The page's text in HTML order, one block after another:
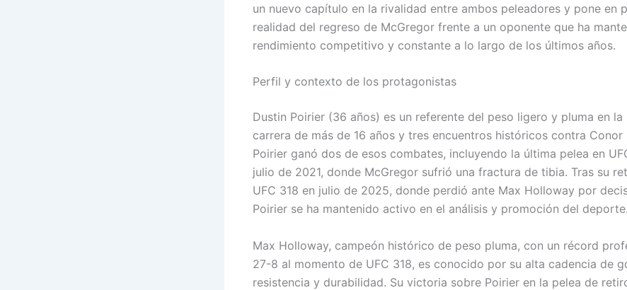
un nuevo capítulo en la rivalidad entre ambos peleadores y pone en
realidad del regreso de McGregor frente a un oponente que ha
rendimiento competitivo y constante a lo largo de los últimos años.
Perfil y contexto de los protagonistas
Dustin Poirier (36 años) es un referente del peso ligero y pluma en la
carrera de más de 16 años y tres encuentros históricos contra Conor
Poirier ganó dos de esos combates, incluyendo la última pelea en
julio de 2021, donde McGregor sufrió una fractura de tibia. Tras su
UFC 318 en julio de 2025, donde perdió ante Max Holloway por
Poirier se ha mantenido activo en el análisis y promoción del deporte.
Max Holloway, campeón histórico de peso pluma, con un récord
27-8 al momento de UFC 318, es conocido por su alta cadencia de
resistencia y durabilidad. Su victoria sobre Poirier en la pelea de